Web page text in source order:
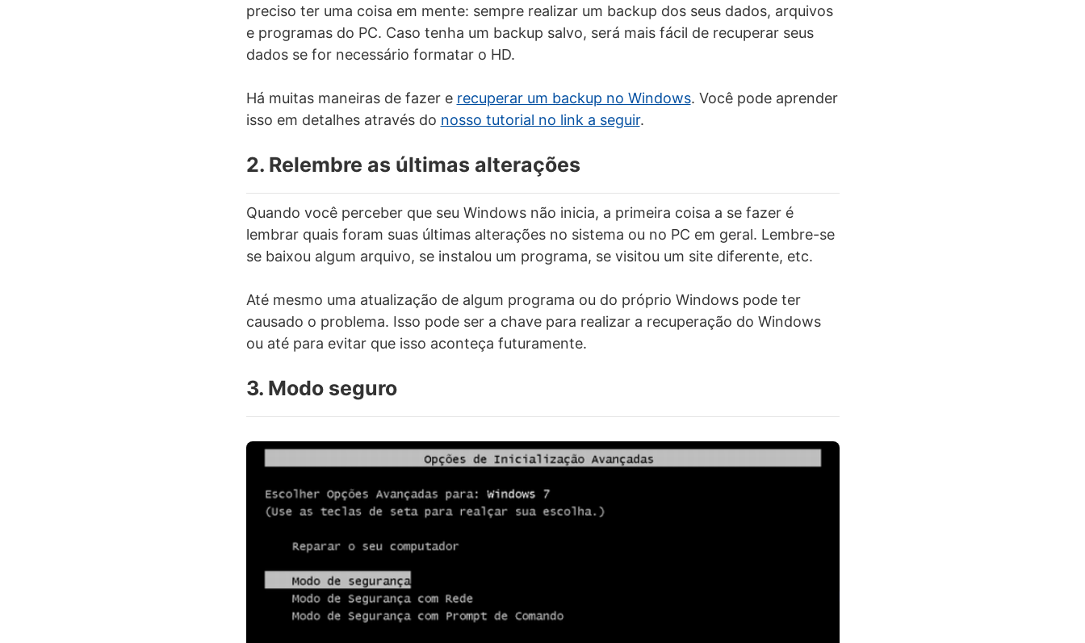
preciso ter uma coisa em mente: sempre realizar um backup dos seus dados, arquivos
e programas do PC. Caso tenha um backup salvo, será mais fácil de recuperar seus
dados se for necessário formatar o HD.
Há muitas maneiras de fazer e recuperar um backup no Windows. Você pode aprender
isso em detalhes através do nosso tutorial no link a seguir.
2. Relembre as últimas alterações
Quando você perceber que seu Windows não inicia, a primeira coisa a se fazer é
lembrar quais foram suas últimas alterações no sistema ou no PC em geral. Lembre-se
se baixou algum arquivo, se instalou um programa, se visitou um site diferente, etc.
Até mesmo uma atualização de algum programa ou do próprio Windows pode ter
causado o problema. Isso pode ser a chave para realizar a recuperação do Windows
ou até para evitar que isso aconteça futuramente.
3. Modo seguro